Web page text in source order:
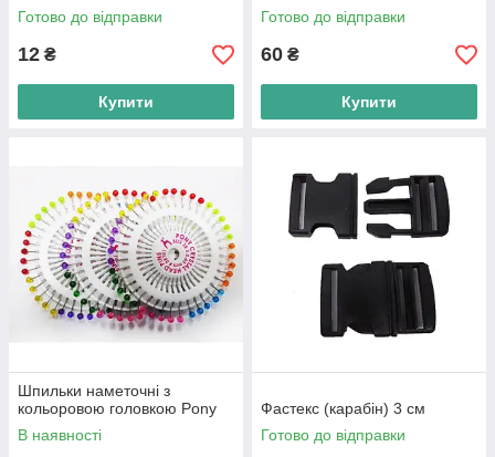
Готово до відправки
12 ₴
Купити
Готово до відправки
60 ₴
Купити
Шпильки наметочні з
кольоровою головкою Pony
В наявності
Фастекс (карабін) 3 см
Готово до відправки